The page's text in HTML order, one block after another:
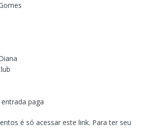
paga
é só acessar este link. Para ter seu